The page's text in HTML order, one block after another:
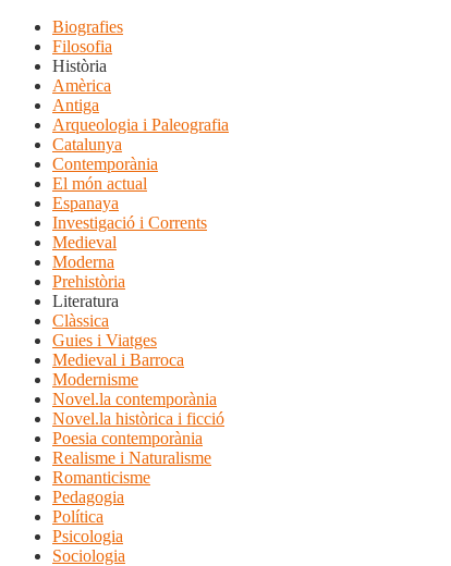
Biografies
Filosofia
Història
Amèrica
Antiga
Arqueologia i Paleografia
Catalunya
Contemporània
El món actual
Espanaya
Investigació i Corrents
Medieval
Moderna
Prehistòria
Literatura
Clàssica
Guies i Viatges
Medieval i Barroca
Modernisme
Novel.la contemporània
Novel.la històrica i ficció
Poesia contemporània
Realisme i Naturalisme
Romanticisme
Pedagogia
Política
Psicologia
Sociologia